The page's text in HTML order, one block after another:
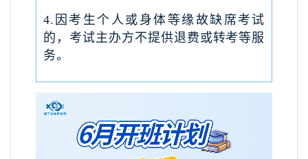
4.因考生个人或身体等缘故缺席考试
的，考试主办方不提供退费或转考等服
务。